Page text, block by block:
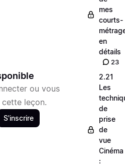
ou vous
leçon.
S'inscrire
mes
courts-
en
détails
23
2.21
Les
de
prise
de
vue
Cinéma
: